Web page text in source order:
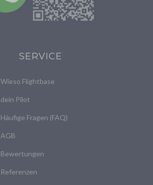
SERVICE
Wieso Flightbase
dein Pilot
Häufige Fragen (FAQ)
AGB
Bewertungen
Referenzen